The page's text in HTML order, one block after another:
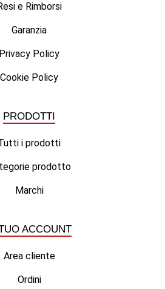
e Rimborsi
Garanzia
Privacy Policy
Cookie Policy
PRODOTTI
i prodotti
prodotto
Marchi
ACCOUNT
Area cliente
Ordini